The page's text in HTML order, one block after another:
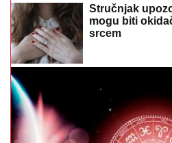
Stručnjak
mogu biti
srcem